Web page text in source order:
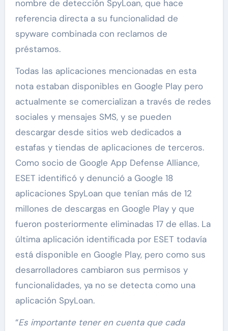
nombre de detección SpyLoan, que hace
referencia directa a su funcionalidad de
spyware combinada con reclamos de
préstamos.
Todas las aplicaciones mencionadas en esta
nota estaban disponibles en Google Play pero
actualmente se comercializan a través de redes
sociales y mensajes SMS, y se pueden
descargar desde sitios web dedicados a
estafas y tiendas de aplicaciones de terceros.
Como socio de Google App Defense Alliance,
ESET identificó y denunció a Google 18
aplicaciones SpyLoan que tenían más de 12
millones de descargas en Google Play y que
fueron posteriormente eliminadas 17 de ellas. La
última aplicación identificada por ESET todavía
está disponible en Google Play, pero como sus
desarrolladores cambiaron sus permisos y
funcionalidades, ya no se detecta como una
aplicación SpyLoan.
“Es importante tener en cuenta que cada